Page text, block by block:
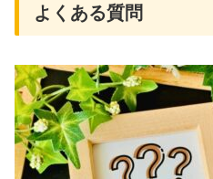
よくある質問